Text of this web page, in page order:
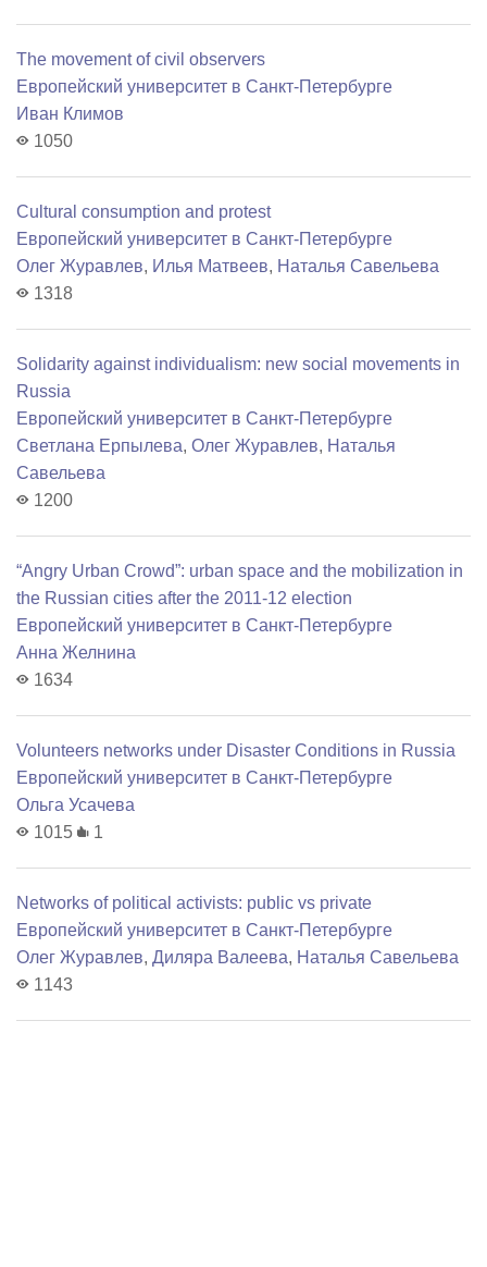
The movement of civil observers
Европейский университет в Санкт-Петербурге
Иван Климов
1050
Cultural consumption and protest
Европейский университет в Санкт-Петербурге
Олег Журавлев, Илья Матвеев, Наталья Савельева
1318
Solidarity against individualism: new social movements in
Russia
Европейский университет в Санкт-Петербурге
Светлана Ерпылева, Олег Журавлев, Наталья
Савельева
1200
“Angry Urban Crowd”: urban space and the mobilization in
the Russian cities after the 2011-12 election
Европейский университет в Санкт-Петербурге
Анна Желнина
1634
Volunteers networks under Disaster Conditions in Russia
Европейский университет в Санкт-Петербурге
Ольга Усачева
1015
1
Networks of political activists: public vs private
Европейский университет в Санкт-Петербурге
Олег Журавлев, Диляра Валеева, Наталья Савельева
1143